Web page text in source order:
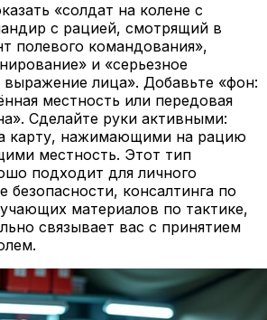
«солдат на колене с
с рацией, смотрящий в
полевого командования»,
и «серьезное
выражение лица». Добавьте «фон:
местность или передовая
Сделайте руки активными:
карту, нажимающими на рацию
местность. Этот тип
подходит для личного
безопасности, консалтинга по
материалов по тактике,
связывает вас с принятием